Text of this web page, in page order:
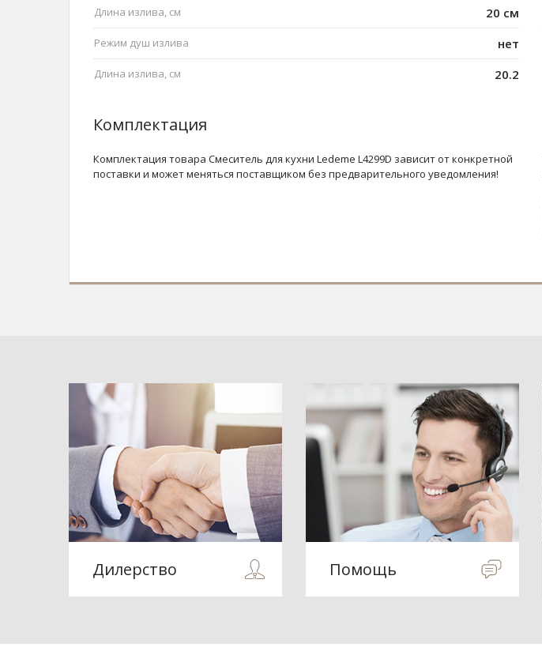
Длина излива, см 20 см
Режим душ излива нет
Длина излива, см 20.2
Комплектация
Комплектация товара Смеситель для кухни Ledeme L4299D зависит от конкретной
поставки и может меняться поставщиком без предварительного уведомления!
Дилерство Помощь